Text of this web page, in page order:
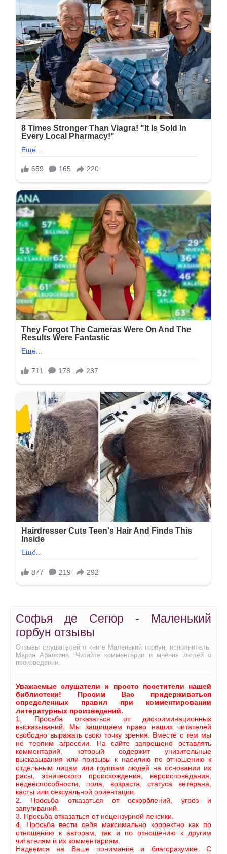
Софья де Сегюр - Маленький
горбун отзывы
Отзывы слушателей о книге Маленький горбун, исполнитель:
Мария Абалкина. Читайте комментарии и мнения людей о
произведении.
Уважаемые слушатели и просто посетители нашей
библиотеки! Просим Вас придерживаться
определенных правил при комментировании
литературных произведений.
1. Просьба отказаться от дискриминационных
высказываний. Мы защищаем право наших читателей
свободно выражать свою точку зрения. Вместе с тем мы
не терпим агрессии. На сайте запрещено оставлять
комментарий, который содержит унизительные
высказывания или призывы к насилию по отношению к
отдельным лицам или группам людей на основании их
расы, этнического происхождения, вероисповедания,
недееспособности, пола, возраста, статуса ветерана,
касты или сексуальной ориентации.
2. Просьба отказаться от оскорблений, угроз и
запугиваний.
3. Просьба отказаться от нецензурной лексики.
4. Просьба вести себя максимально корректно как по
отношению к авторам, так и по отношению к другим
читателям и их комментариям.
Надеемся на Ваше понимание и благоразумие. С